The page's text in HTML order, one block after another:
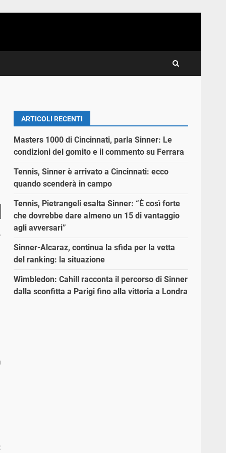
ARTICOLI RECENTI
Masters 1000 di Cincinnati, parla Sinner: Le
condizioni del gomito e il commento su Ferrara
Tennis, Sinner è arrivato a Cincinnati: ecco
quando scenderà in campo
Tennis, Pietrangeli esalta Sinner: “È così forte
che dovrebbe dare almeno un 15 di vantaggio
agli avversari”
Sinner-Alcaraz, continua la sfida per la vetta
del ranking: la situazione
Wimbledon: Cahill racconta il percorso di Sinner
dalla sconfitta a Parigi fino alla vittoria a Londra